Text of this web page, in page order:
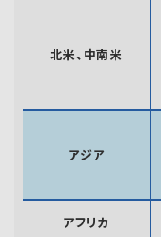
北米、中南米
アジア
アフリカ